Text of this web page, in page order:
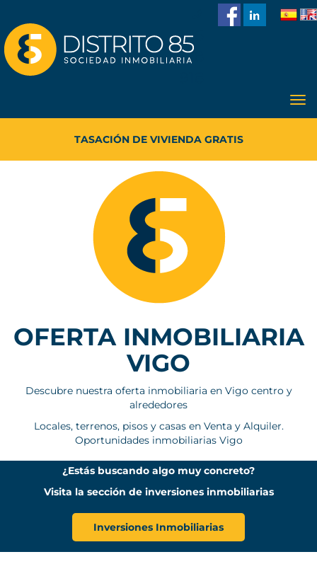
986
228
TASACIÓN DE VIVIENDA GRATIS
OFERTA INMOBILIARIA
VIGO
Descubre nuestra oferta inmobiliaria en Vigo centro y
alrededores
Locales, terrenos, pisos y casas en Venta y Alquiler.
Oportunidades inmobiliarias Vigo
¿Estás buscando algo muy concreto?
Visita la sección de inversiones inmobiliarias
Inversiones Inmobiliarias